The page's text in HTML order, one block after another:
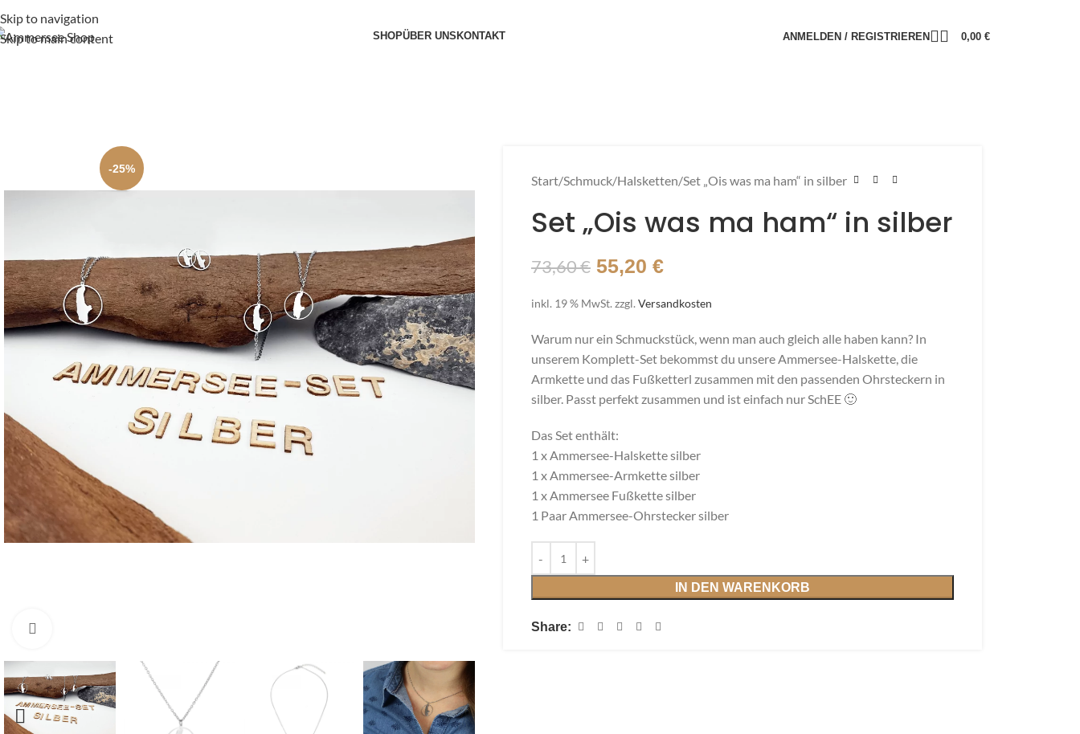
Skip to navigation
Skip to main content
SHOPÜBER UNS KONTAKT ANMELDEN / REGISTRIEREN 0,00 €
-25%
Start Schmuck Halsketten Set „Ois was ma ham“ in silber
Set „Ois was ma ham“ in silber
73,60€ 55,20 €
inkl. 19 % MwSt. zzgl. Versandkosten
Warum nur ein Schmuckstück, wenn man auch gleich alle haben kann? In
unserem Komplett-Set bekommst du unsere Ammersee-Halskette, die
Armkette und das Fußketterl zusammen mit den passenden Ohrsteckern in
silber. Passt perfekt zusammen und ist einfach nur SchEE 🙂
Das Set enthält:
1 x Ammersee-Halskette silber
1 x Ammersee-Armkette silber
1 x Ammersee Fußkette silber
1 Paar Ammersee-Ohrstecker silber
IN DEN WARENKORB
Share: